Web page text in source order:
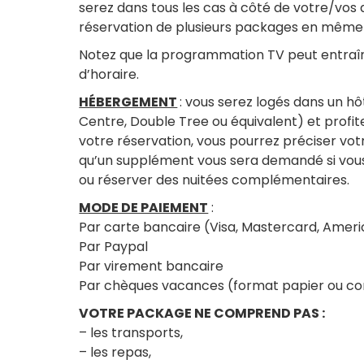
serez dans tous les cas à côté de votre/
réservation de plusieurs packages en
Notez que la programmation TV peut
d’horaire.
HÉBERGEMENT: vous serez logés dans un
Centre, Double Tree ou équivalent) et
votre réservation, vous pourrez préciser
qu’un supplément vous sera demandé si
ou réserver des nuitées complémentaires.
MODE DE PAIEMENT :
Par carte bancaire (Visa, Mastercard,
Par Paypal
Par virement bancaire
Par chèques vacances (format papier ou
VOTRE PACKAGE NE COMPREND PAS :
– les transports,
– les repas,